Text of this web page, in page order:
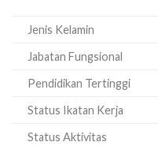
Jenis Kelamin
Jabatan Fungsional
Pendidikan Tertinggi
Status Ikatan Kerja
Status Aktivitas